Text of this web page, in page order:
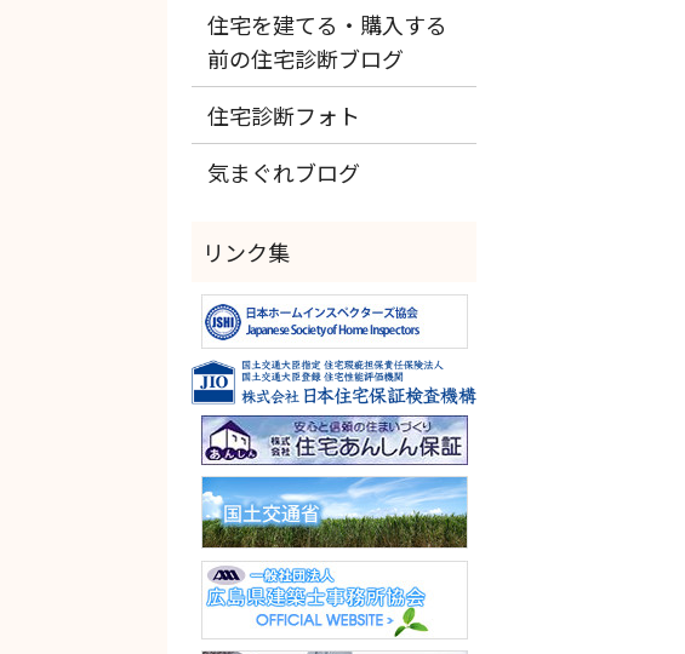
住宅を建てる・購入する
前の住宅診断ブログ
住宅診断フォト
気まぐれブログ